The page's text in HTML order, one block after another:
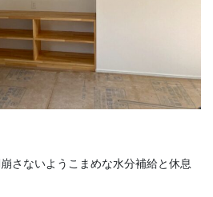
さないようこまめな水分補給と休息